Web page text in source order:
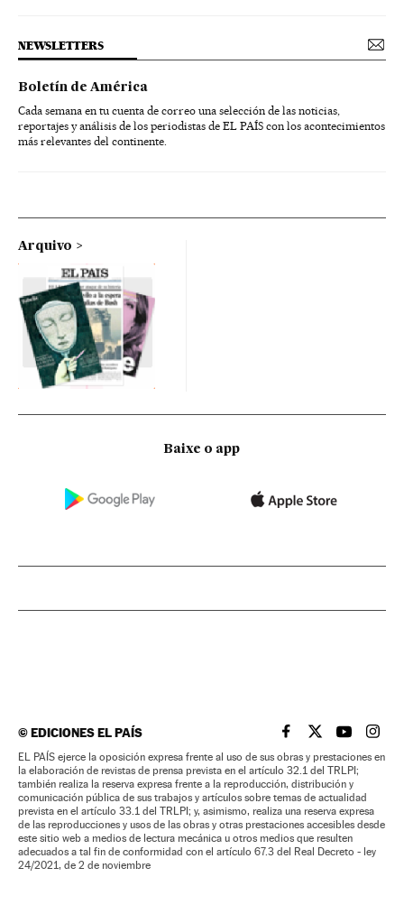
NEWSLETTERS
Boletín de América
Cada semana en tu cuenta de correo una selección de las noticias,
reportajes y análisis de los periodistas de EL PAÍS con los acontecimientos
más relevantes del continente.
Arquivo
Baixe o app
©EDICIONES EL PAÍS EL PAÍS BRASIL EN
EL PAÍSEL PAÍS
EL
EL PAÍS ejerce la oposición expresa frente al uso de sus obras y prestaciones en
la elaboración de revistas de prensa prevista en el artículo 32.1 del TRLPI;
también realiza la reserva expresa frente a la reproducción, distribución y
comunicación pública de sus trabajos y artículos sobre temas de actualidad
prevista en el artículo 33.1 del TRLPI; y, asimismo, realiza una reserva expresa
de las reproducciones y usos de las obras y otras prestaciones accesibles desde
este sitio web a medios de lectura mecánica u otros medios que resulten
adecuados a tal fin de conformidad con el artículo 67.3 del Real Decreto - ley
24/2021, de 2 de noviembre